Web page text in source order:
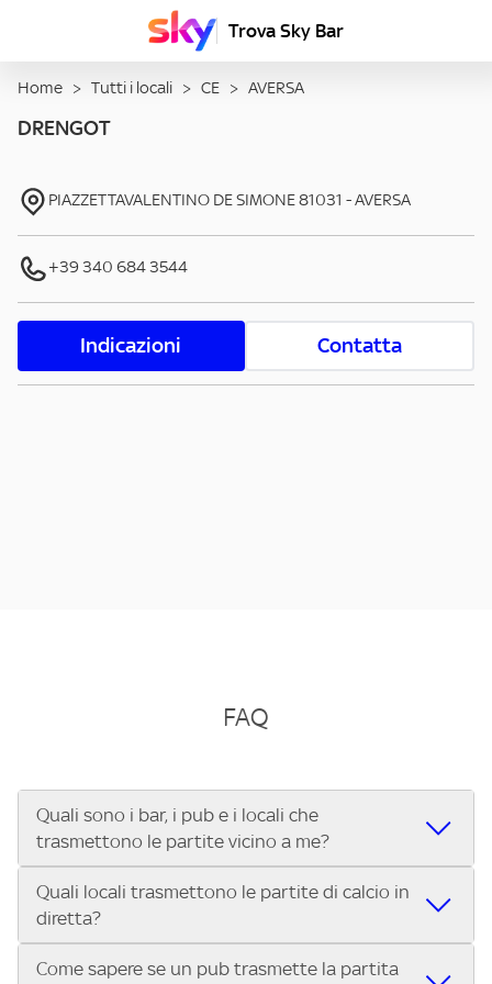
Trova Sky Bar
Home > Tutti i locali > CE > AVERSA
DRENGOT
PIAZZETTAVALENTINO DE SIMONE81031 -AVERSA
+39 340 684 3544
Indicazioni Contatta
FAQ
Quali sono i bar, i pub e i locali che
trasmettono le partite vicino a me?
Se cerchi un bar, pub, ristorante o locale vicino a te per
vedere le partite di Serie A ENILIVE, la Serie C Sky Wifi, la
UEFA Champions League, la UEFA Europa League, la UEFA
Conference League, il Tennis, la Formula 1®, la MotoGP™ e
Quali locali trasmettono le partite di calcio in
diretta?
Vuoi sapere quali bar, pub o ristoranti mostrano le partite
Come sapere se un pub trasmette la partita